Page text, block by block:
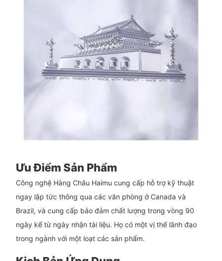
Ưu Điểm Sản Phẩm
Công nghệ Hàng Châu Haimu cung cấp hỗ trợ kỹ thuật
ngay lập tức thông qua các văn phòng ở Canada và
Brazil, và cung cấp bảo đảm chất lượng trong vòng 90
ngày kể từ ngày nhận tài liệu. Họ có một vị thế lãnh đạo
trong ngành với một loạt các sản phẩm.